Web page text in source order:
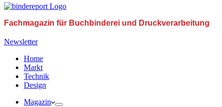
Fachmagazin für Buchbinderei und Druckverarbeitung
Newsletter
Home
Markt
Technik
Design
Magazin